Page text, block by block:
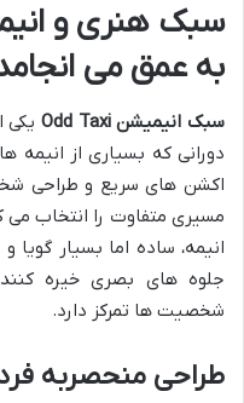
سبک هنری و
به عمق می
سبک انیمیشن Odd Taxi
یکی
دورانی که بسیاری از انیمه
مسیری متفاوت را انتخاب می
انیمه، ساده اما بسیار
جلوه های بصری خیره
شخصیت ها تمرکز دارد.
طراحی منحصربه